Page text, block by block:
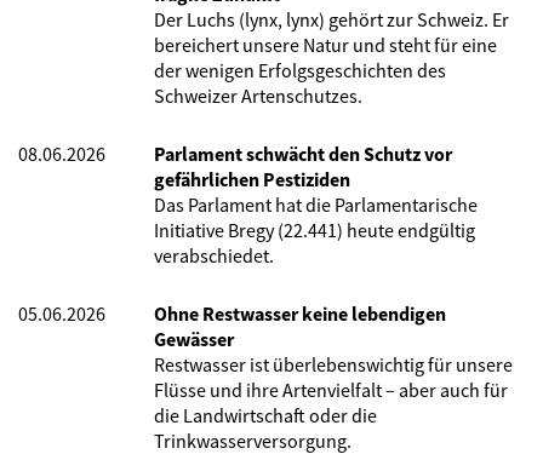
Der Luchs (lynx, lynx) gehört zur Schweiz. Er
bereichert unsere Natur und steht für eine
der wenigen Erfolgsgeschichten des
Schweizer Artenschutzes.
08.06.2026
Parlament schwächt den Schutz vor
gefährlichen Pestiziden
Das Parlament hat die Parlamentarische
Initiative Bregy (22.441) heute endgültig
verabschiedet.
05.06.2026
Ohne Restwasser keine lebendigen
Gewässer
Restwasser ist überlebenswichtig für unsere
Flüsse und ihre Artenvielfalt – aber auch für
die Landwirtschaft oder die
Trinkwasserversorgung.